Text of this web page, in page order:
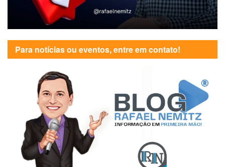
Para notícias ou eventos, entre em contato!